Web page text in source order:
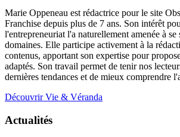
Marie Oppeneau est rédactrice pour le site
Franchise depuis plus de 7 ans. Son intérêt
l'entrepreneuriat l'a naturellement amenée à se
domaines. Elle participe activement à la
contenus, apportant son expertise pour
adaptés. Son travail permet de tenir nos
dernières tendances et de mieux comprendre
Découvrir Vie & Véranda
Actualités